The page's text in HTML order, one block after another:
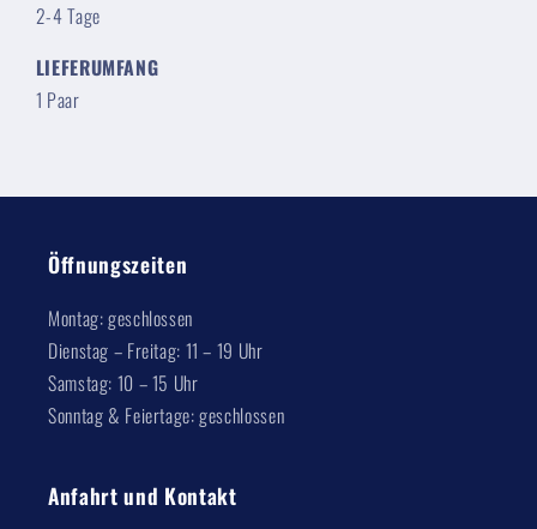
2-4 Tage
LIEFERUMFANG
1 Paar
Öffnungszeiten
Montag: geschlossen
Dienstag – Freitag: 11 – 19 Uhr
Samstag: 10 – 15 Uhr
Sonntag & Feiertage: geschlossen
Anfahrt und Kontakt